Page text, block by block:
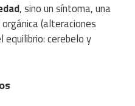
, sino un síntoma, una
(alteraciones
cerebelo y